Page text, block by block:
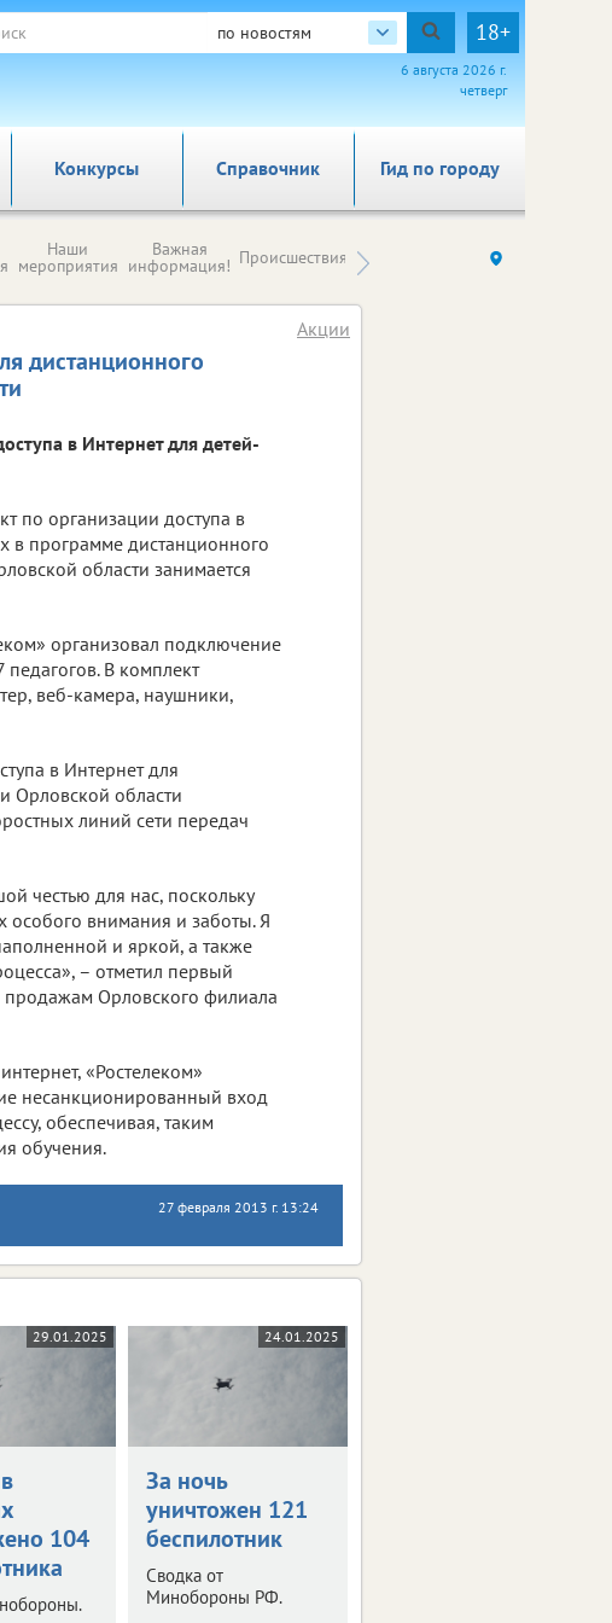
по новостям 18+
6 августа 2026 г.
четверг
Справочник Гид по городу
Конкурсы
Наши
мероприятия
Важная
информация! Происшествия Здоровье компаний (на
дистанционного
Акции
в Интернет для детей-
по организации доступа в
в программе дистанционного
области занимается
организовал подключение
В комплект
веб-камера, наушники,
в Интернет для
Орловской области
линий сети передач
честью для нас, поскольку
внимания и заботы. Я
и яркой, а также
– отметил первый
продажам Орловского филиала
«Ростелеком»
несанкционированный вход
обеспечивая, таким
обучения.
27 февраля 2013 г. 13:24
29.01.2025
104
24.01.2025
За ночь
уничтожен 121
беспилотник
Сводка от
Минобороны РФ.